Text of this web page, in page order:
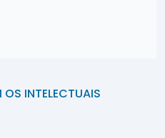
INTELECTUAIS